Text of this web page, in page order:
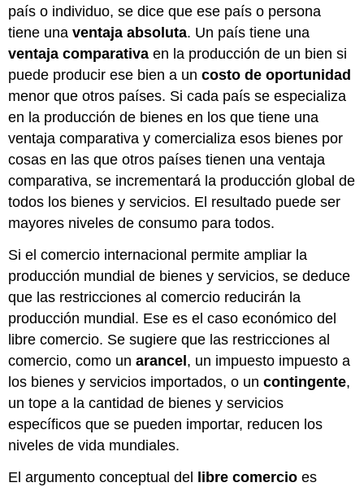
país o individuo, se dice que ese país o persona
tiene unaventaja absoluta. Un país tiene una
ventaja comparativa en la producción de un bien si
puede producir ese bien a uncosto de oportunidad
menor que otros países. Si cada país se especializa
en la producción de bienes en los que tiene una
ventaja comparativa y comercializa esos bienes por
cosas en las que otros países tienen una ventaja
comparativa, se incrementará la producción global de
todos los bienes y servicios. El resultado puede ser
mayores niveles de consumo para todos.
Si el comercio internacional permite ampliar la
producción mundial de bienes y servicios, se deduce
que las restricciones al comercio reducirán la
producción mundial. Ese es el caso económico del
libre comercio. Se sugiere que las restricciones al
comercio, como unarancel , un impuesto impuesto a
los bienes y servicios importados, o uncontingente,
un tope a la cantidad de bienes y servicios
específicos que se pueden importar, reducen los
niveles de vida mundiales.
El argumento conceptual del
libre comercio es